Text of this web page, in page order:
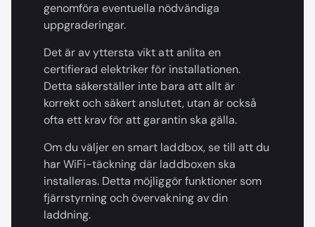
genomföra eventuella nödvändiga
uppgraderingar.
Det är av yttersta vikt att anlita en
certifierad elektriker för installationen.
Detta säkerställer inte bara att allt är
korrekt och säkert anslutet, utan är också
ofta ett krav för att garantin ska gälla.
Om du väljer en smart laddbox, se till att du
har WiFi-täckning där laddboxen ska
installeras. Detta möjliggör funktioner som
fjärrstyrning och övervakning av din
laddning.